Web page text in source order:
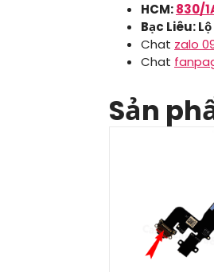
HCM:830/
Bạc Liêu:
Chat zalo
Chat
Sản